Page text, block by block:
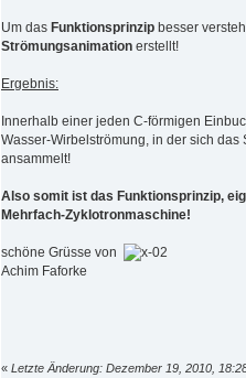
Um das Funktionsprinzip besser
Strömungsanimation erstellt!
Ergebnis:
Innerhalb einer jeden C-förmigen
Wasser-Wirbelströmung, in der sich
ansammelt!
Also somit ist das Funktionsprinzip,
Mehrfach-Zyklotronmaschine!
schöne Grüsse von
Achim Faforke
« Letzte Änderung: Dezember 19, 2010,